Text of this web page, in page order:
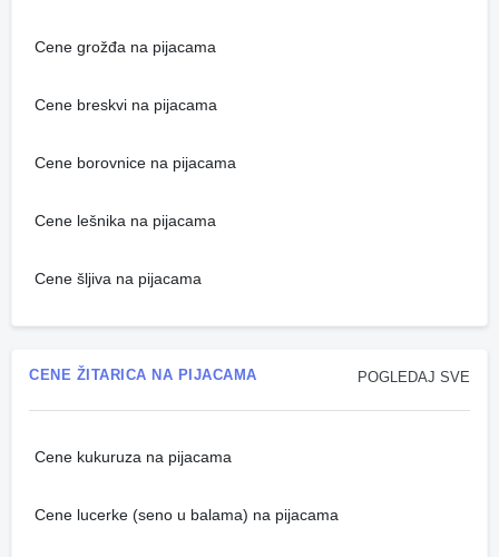
Cene grožđa na pijacama
Cene breskvi na pijacama
Cene borovnice na pijacama
Cene lešnika na pijacama
Cene šljiva na pijacama
POGLEDAJ SVE
CENE ŽITARICA NA PIJACAMA
Cene kukuruza na pijacama
Cene lucerke (seno u balama) na pijacama